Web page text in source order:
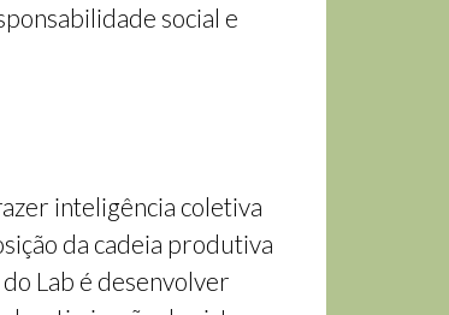
social e
inteligência coletiva
da cadeia produtiva
Lab é desenvolver